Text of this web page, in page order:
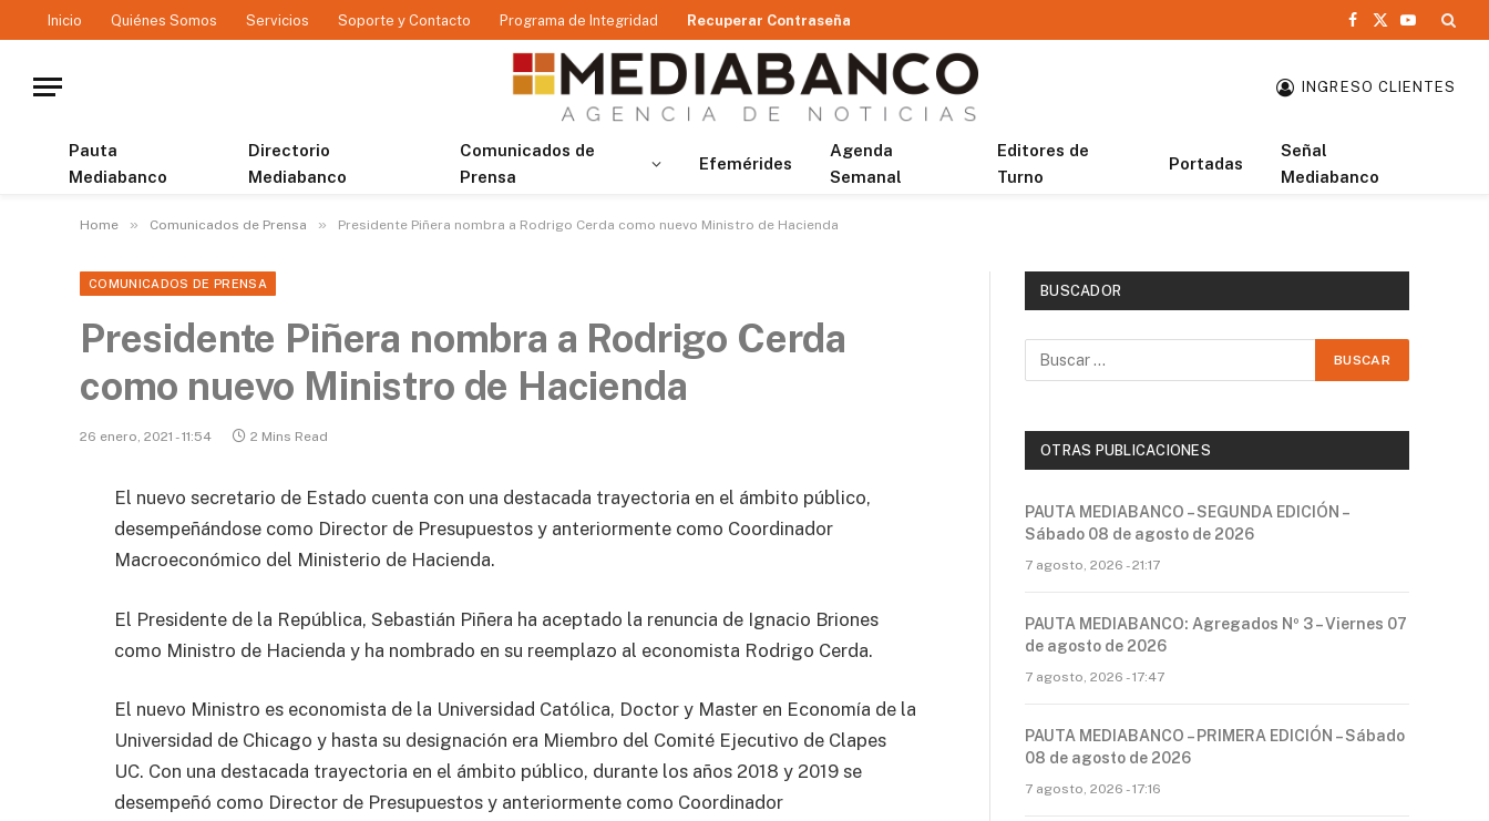
Inicio Quiénes Somos Servicios Soporte y Contacto Programa de Integridad Recuperar Contraseña
Facebook
X
YouTube
INGRESO CLIENTES
Pauta
Mediabanco
Directorio
Mediabanco
Comunicados de
Prensa
Efemérides
Agenda
Semanal
Editores de
Turno
Portadas
Señal
Mediabanco
Home » Comunicados de Prensa » Presidente Piñera nombra a Rodrigo Cerda como nuevo Ministro de Hacienda
COMUNICADOS DE PRENSA
Presidente Piñera nombra a Rodrigo Cerda
como nuevo Ministro de Hacienda
26 enero, 2021 - 11:54 2 Mins Read
El nuevo secretario de Estado cuenta con una destacada trayectoria en el ámbito público,
desempeñándose como Director de Presupuestos y anteriormente como Coordinador
Macroeconómico del Ministerio de Hacienda.
El Presidente de la República, Sebastián Piñera ha aceptado la renuncia de Ignacio Briones
como Ministro de Hacienda y ha nombrado en su reemplazo al economista Rodrigo Cerda.
El nuevo Ministro es economista de la Universidad Católica, Doctor y Master en Economía de la
Universidad de Chicago y hasta su designación era Miembro del Comité Ejecutivo de Clapes
UC. Con una destacada trayectoria en el ámbito público, durante los años 2018 y 2019 se
desempeñó como Director de Presupuestos y anteriormente como Coordinador
BUSCADOR
OTRAS PUBLICACIONES
PAUTA MEDIABANCO – SEGUNDA EDICIÓN –
Sábado 08 de agosto de 2026
7 agosto, 2026 - 21:17
PAUTA MEDIABANCO: Agregados Nº 3 – Viernes 07
de agosto de 2026
7 agosto, 2026 - 17:47
PAUTA MEDIABANCO – PRIMERA EDICIÓN – Sábado
08 de agosto de 2026
7 agosto, 2026 - 17:16